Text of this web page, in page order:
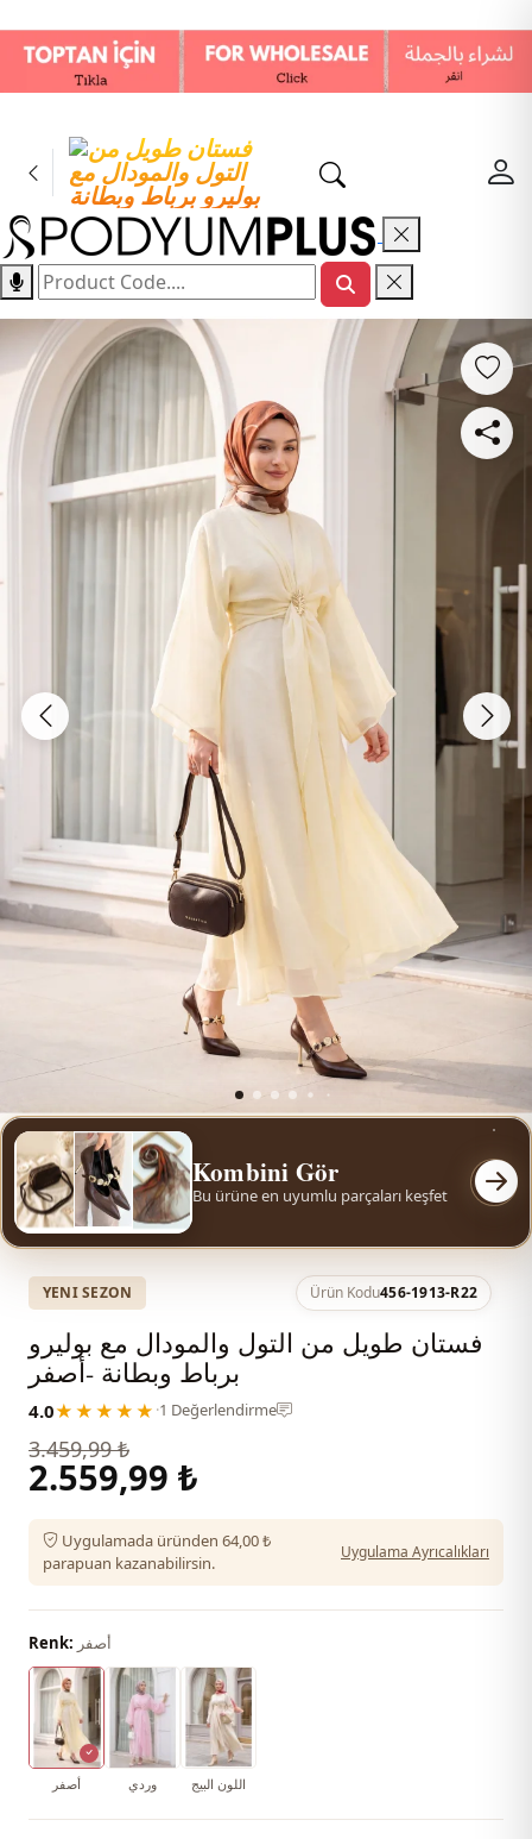
Kombini Gör
Bu ürüne en uyumlu parçaları keşfet
YENI SEZON Ürün Kodu456-1913-R22
فستان طويل من التول والمودال مع بوليرو
برباط وبطانة -أصفر
4.0★★★★★ ·1 Değerlendirme
3.459,99 ₺
2.559,99 ₺
Uygulamada üründen 64,00 ₺
parapuan kazanabilirsin.
Uygulama Ayrıcalıkları
Renk: أصفر
أصفر وردي اللون البيج